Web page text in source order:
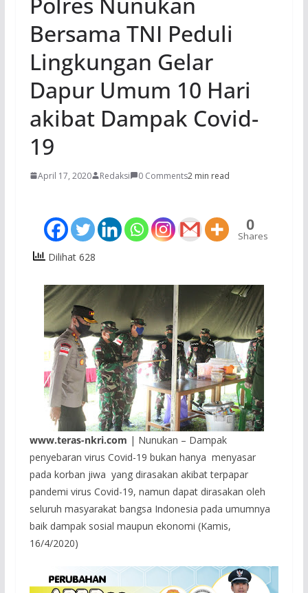
Bersama TNI Peduli
Lingkungan Gelar
Dapur Umum 10 Hari
akibat Dampak Covid-
19
April 17, 2020 Redaksi 0 Comments2 min read
0
Shares
Dilihat 628
www.teras-nkri.com | Nunukan – Dampak
penyebaran virus Covid-19 bukan hanya menyasar
pada korban jiwa yang dirasakan akibat terpapar
pandemi virus Covid-19, namun dapat dirasakan oleh
seluruh masyarakat bangsa Indonesia pada umumnya
baik dampak sosial maupun ekonomi (Kamis,
16/4/2020)